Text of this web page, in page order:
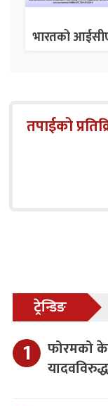
भारतको
तपाईको
ट्रेन्डिङ
फोरमको